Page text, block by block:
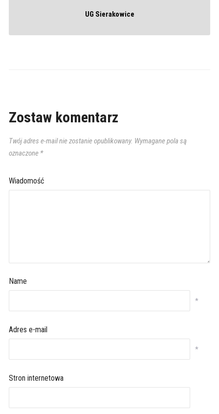
UG Sierakowice
Zostaw komentarz
Twój adres e-mail nie zostanie opublikowany. Wymagane pola są
oznaczone *
Wiadomość
Name
*
Adres e-mail
*
Stron internetowa